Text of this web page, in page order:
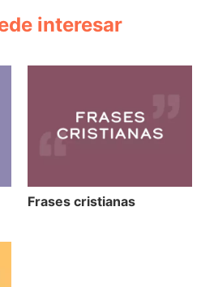
interesar
Frases cristianas